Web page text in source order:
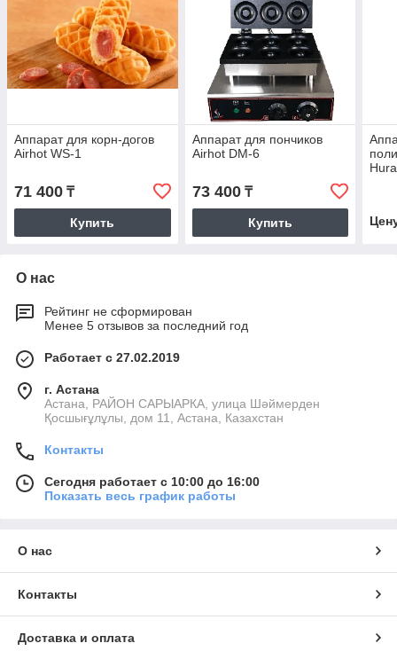
Аппарат для корн-догов
Airhot WS-1
71 400 ₸
Купить
Аппарат для пончиков
Airhot DM-6
73 400₸
Купить
О нас
Рейтинг не сформирован
Менее 5 отзывов за последний год
Работает с 27.02.2019
г. Астана
Астана, РАЙОН САРЫАРКА, улица Шәймерден
Қосшығұлұлы, дом 11, Астана, Казахстан
Контакты
Сегодня работает с 10:00 до 16:00
Показать весь график работы
О нас
Контакты
Доставка и оплата